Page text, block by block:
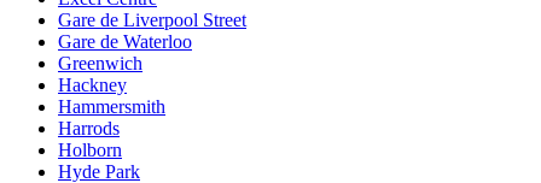
Gare de Liverpool Street
Gare de Waterloo
Greenwich
Hackney
Hammersmith
Harrods
Holborn
Hyde Park